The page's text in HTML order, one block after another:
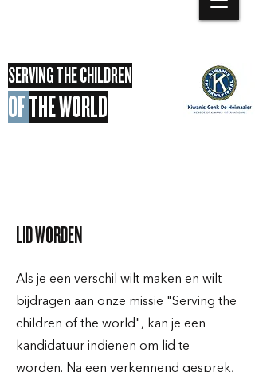
OFTHE WORLD
SERVING THE CHILDREN
LID WORDEN
Als je een verschil wilt maken en wilt
bijdragen aan onze missie "Serving the
children of the world", kan je een
kandidatuur indienen om lid te
worden. Na een verkennend gesprek,